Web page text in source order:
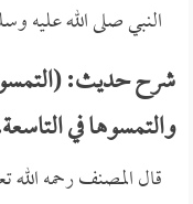
النبي صلى الله عليه
شرح حديث:
والتمسوها في
قال المصنف رحمه الله